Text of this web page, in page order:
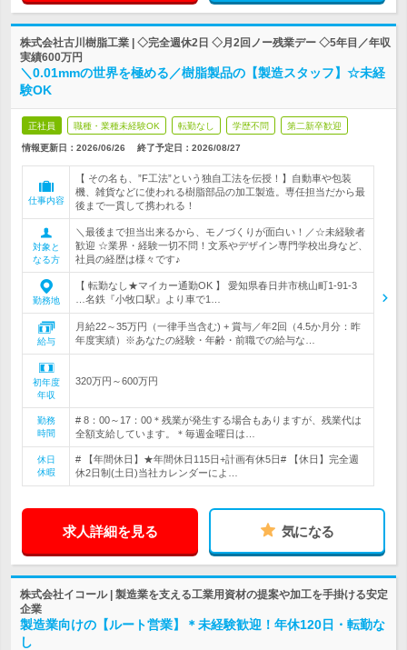
株式会社古川樹脂工業 | ◇完全週休2日 ◇月2回ノー残業デー ◇5年目／年収
実績600万円
＼0.01mmの世界を極める／樹脂製品の【製造スタッフ】☆未経
験OK
正社員 職種・業種未経験OK 転勤なし 学歴不問 第二新卒歓迎
情報更新日：2026/06/26 終了予定日： 2026/08/27
仕事内容
【 その名も、”F工法”という独自工法を伝授！】自動車や包装
機、雑貨などに使われる樹脂部品の加工製造。専任担当だから最
後まで一貫して携われる！
対象と
なる方
＼最後まで担当出来るから、モノづくりが面白い！／☆未経験者
歓迎 ☆業界・経験一切不問！文系やデザイン専門学校出身など、
社員の経歴は様々です♪
勤務地
【 転勤なし★マイカー通勤OK 】 愛知県春日井市桃山町1-91-3
…名鉄『小牧口駅』より車で1…
給与
月給22～35万円（一律手当含む) + 賞与／年2回（4.5か月分：昨
年度実績）※あなたの経験・年齢・前職での給与な…
初年度
年収
320万円～600万円
勤務
時間
# 8：00～17：00＊残業が発生する場合もありますが、残業代は
全額支給しています。＊毎週金曜日は…
休日
休暇
# 【年間休日】★年間休日115日+計画有休5日# 【休日】完全週
休2日制(土日)当社カレンダーによ…
求人詳細を見る 気になる
株式会社イコール | 製造業を支える工業用資材の提案や加工を手掛ける安定
企業
製造業向けの【ルート営業】＊未経験歓迎！年休120日・転勤な
し